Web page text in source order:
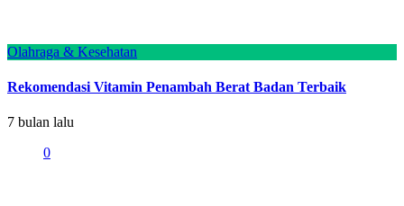
Olahraga & Kesehatan
Rekomendasi Vitamin Penambah Berat Badan Terbaik
7 bulan lalu
0